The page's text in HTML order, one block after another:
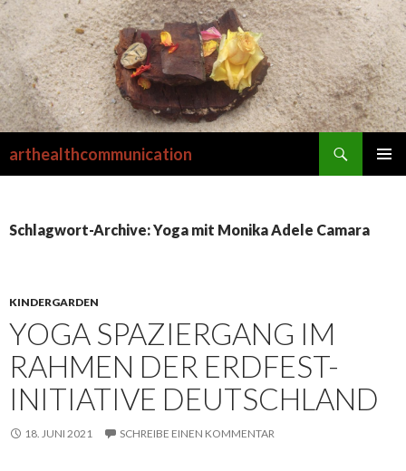
arthealthcommunication
Schlagwort-Archive: Yoga mit Monika Adele Camara
KINDERGARDEN
YOGA SPAZIERGANG IM
RAHMEN DER ERDFEST-
INITIATIVE DEUTSCHLAND
18. JUNI 2021 SCHREIBE EINEN KOMMENTAR